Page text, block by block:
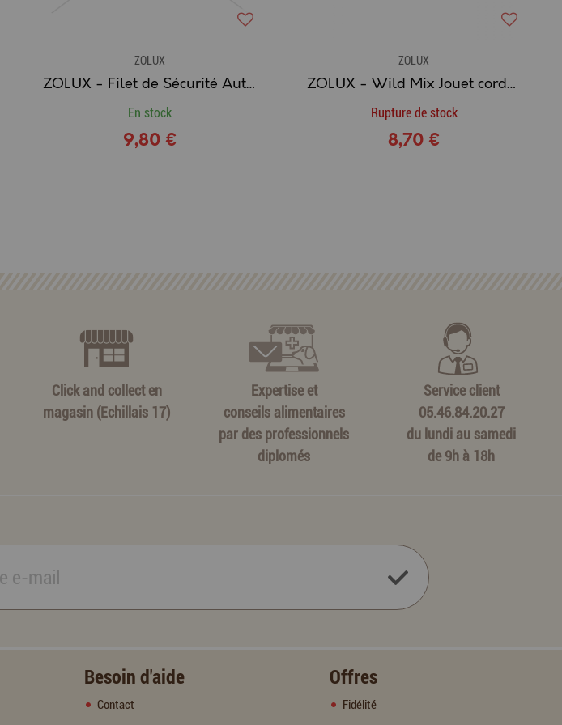
ZOLUX
ZOLUX - Filet de Sécurité Auto Universel Chien
En stock
9,80 €
ZOLUX
ZOLUX - Wild Mix Jouet corde avec poignée
Rupture de stock
8,70 €
Click and collect en
magasin (Echillais 17)
Expertise et
conseils alimentaires
par des professionnels
diplomés
Service client
05.46.84.20.27
du lundi au samedi
de 9h à 18h
Besoin d'aide
Contact
Offres
Fidélité